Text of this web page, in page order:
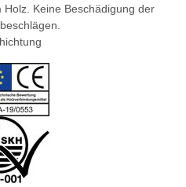
Holz. Keine Beschädigung der